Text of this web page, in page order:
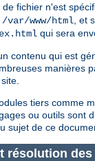
fichier n'est
/var/www/html , et
qui sera
contenu qui est
manières
tiers comme
ou outils sont
sujet de ce
résolution